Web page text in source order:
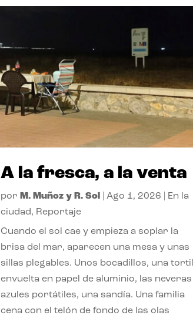
A la fresca, a la venta
por M. Muñoz y R. Sol Ago 1, 2026
En la
ciudad, Reportaje
Cuando el sol cae y empieza a soplar la
brisa del mar, aparecen una mesa y unas
sillas plegables. Unos bocadillos, una
envuelta en papel de aluminio, las neveras
azules portátiles, una sandía. Una familia
cena con el telón de fondo de las olas